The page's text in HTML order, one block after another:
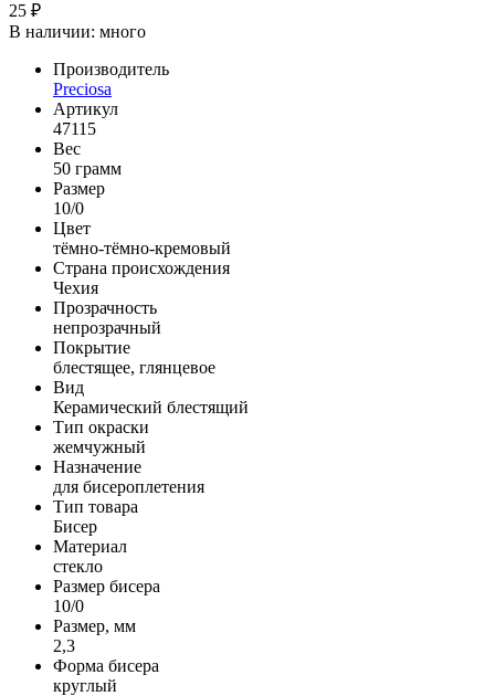
25 ₽
В наличии: много
Производитель
Preciosa
Артикул
47115
Вес
50 грамм
Размер
10/0
Цвет
тёмно-тёмно-кремовый
Страна происхождения
Чехия
Прозрачность
непрозрачный
Покрытие
блестящее, глянцевое
Вид
Керамический блестящий
Тип окраски
жемчужный
Назначение
для бисероплетения
Тип товара
Бисер
Материал
стекло
Размер бисера
10/0
Размер, мм
2,3
Форма бисера
круглый